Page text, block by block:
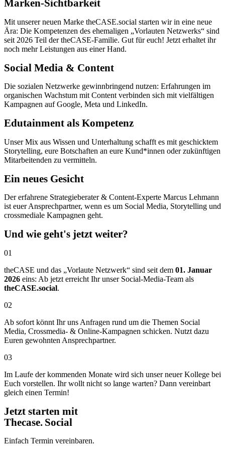
Marken-Sichtbarkeit
Mit unserer neuen Marke theCASE.social starten wir in eine neue
Ära: Die Kompetenzen des ehemaligen „Vorlauten Netzwerks“ sind
seit 2026 Teil der theCASE-Familie. Gut für euch! Jetzt erhaltet ihr
noch mehr Leistungen aus einer Hand.
Social Media & Content
Die sozialen Netzwerke gewinnbringend nutzen: Erfahrungen im
organischen Wachstum mit Content verbinden sich mit vielfältigen
Kampagnen auf Google, Meta und LinkedIn.
Edutainment als Kompetenz
Unser Mix aus Wissen und Unterhaltung schafft es mit geschicktem
Storytelling, eure Botschaften an eure Kund*innen oder zukünftigen
Mitarbeitenden zu vermitteln.
Ein neues Gesicht
Der erfahrene Strategieberater & Content-Experte Marcus Lehmann
ist euer Ansprechpartner, wenn es um Social Media, Storytelling und
crossmediale Kampagnen geht.
Und wie geht's jetzt weiter?
01
theCASE und das „Vorlaute Netzwerk“ sind seit dem 01. Januar
2026 eins: Ab jetzt erreicht Ihr unser Social-Media-Team als
theCASE.social.
02
Ab sofort könnt Ihr uns Anfragen rund um die Themen Social
Media, Crossmedia- & Online-Kampagnen schicken. Nutzt dazu
Euren gewohnten Ansprechpartner.
03
Im Laufe der kommenden Monate wird sich unser neuer Kollege bei
Euch vorstellen. Ihr wollt nicht so lange warten? Dann vereinbart
gleich einen Termin!
Jetzt starten mit
Thecase. Social
Einfach Termin vereinbaren.